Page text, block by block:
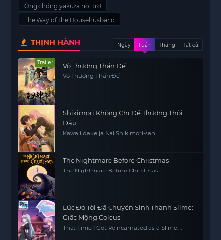
Ông chồng yakuza nội trợ
The Way of the Househusband
THỊNH HÀNH Ngày Tuần Tháng Tất cả
Trailer Vô Thượng Thần Đế
Vô Thượng Thần Đế
Shikimori Không Chỉ Dễ Thương Thôi
Đâu
Kawaii dake ja Nai Shikimori-san
The Nightmare Before Christmas
The Nightmare Before Christmas
Lúc Đó Tôi Đã Chuyển Sinh Thành Slime:
Giấc Mộng Coleus
That Time I Got Reincarnated as a Slime: